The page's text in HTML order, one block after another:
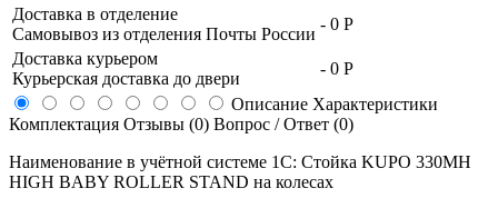
Доставка в отделение
Самовывоз из отделения Почты России
- 0 Р
Доставка курьером
Курьерская доставка до двери
- 0 Р
Описание Характеристики
Комплектация Отзывы (0) Вопрос / Ответ (0)
Наименование в учётной системе 1С: Стойка KUPO 330MH
HIGH BABY ROLLER STAND на колесах